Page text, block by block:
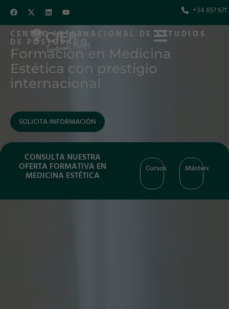
+34 657
CENTRO INTERNACIONAL DE ESTUDIOS
DE POSTGRADO
Formación en Medicina
Estética con prestigio
internacional
SOLICITA INFORMACIÓN
CONSULTA NUESTRA
OFERTA FORMATIVA EN
MEDICINA ESTÉTICA
EspecializaciónExpertos Másteres